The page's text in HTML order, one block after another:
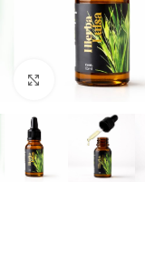
Clic para ampliar